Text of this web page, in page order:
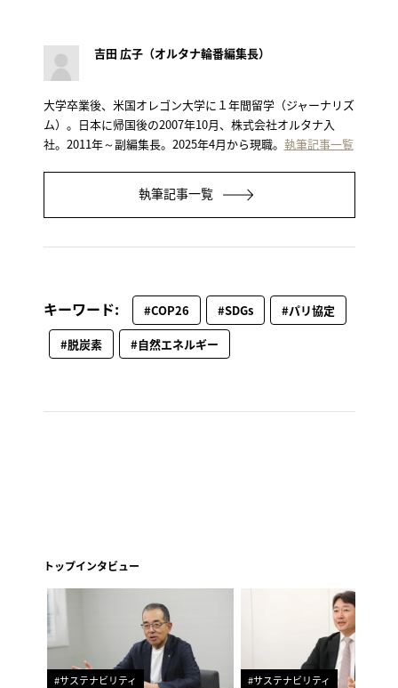
吉田 広子（オルタナ輪番編集長）
大学卒業後、米国オレゴン大学に１年間留学（ジャーナリズ
ム）。日本に帰国後の2007年10月、株式会社オルタナ入
社。2011年～副編集長。2025年4月から現職。 執筆記事一覧
執筆記事一覧
キーワード: #COP26 #SDGs
#パリ協定
#脱炭素
#自然エネルギー
トップインタビュー
#サステナビリティ #サステナビリティ